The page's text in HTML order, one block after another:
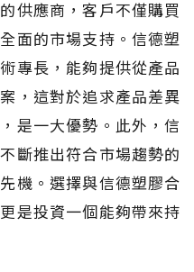
供應商，客戶不僅購買
面的市場支持。信德塑
專長，能夠提供從產品
，這對於追求產品差異
是一大優勢。此外，信
斷推出符合市場趨勢的
機。選擇與信德塑膠合
是投資一個能夠帶來持